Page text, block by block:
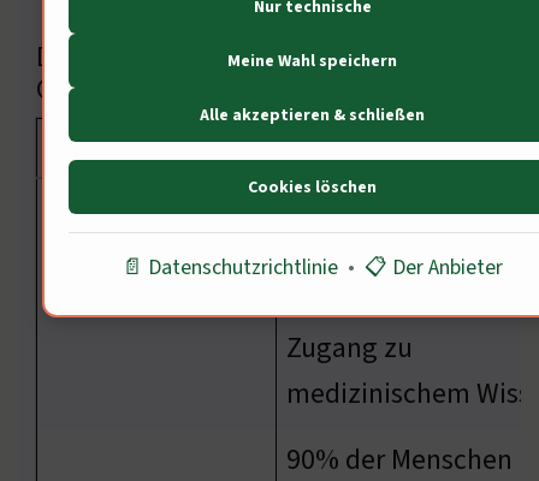
DETAILÜBERSICHT ÜBER
GESUNDHEITSBILDUNG
Dimension Nachweis
Kultur
70% der Menschen
hatten im 18.
Zugang zu
medizinischem
90% der Menschen
Nur technische
Meine Wahl speichern
Alle akzeptieren & schließen
Cookies löschen
📄 Datenschutzrichtlinie • 📋 Der Anbieter